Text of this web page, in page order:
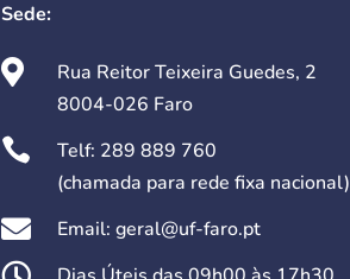
Sede:

Rua Reitor Teixeira Guedes, 2
8004-026 Faro
 Telf: 289 889 760
(chamada para rede fixa nacional)
 Email: geral@uf-faro.pt